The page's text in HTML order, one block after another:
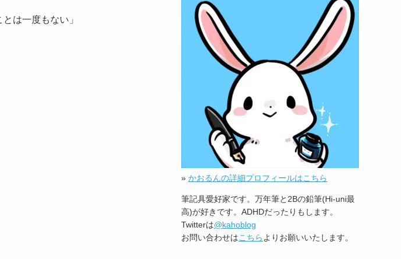
は一度もない」
» かおるんの詳細プロフィールはこちら
筆記具愛好家です。万年筆と2Bの鉛筆(Hi-uni最
高)が好きです。ADHDだったりもします。
Twitterは@kahoblog
お問い合わせはこちら よりお願いいたします。